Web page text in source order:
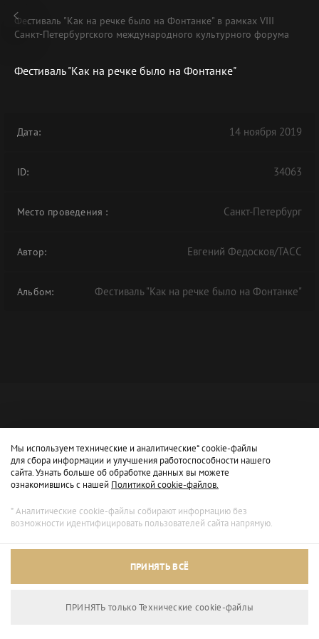
В АРХИВЕ
Архивный режим
Фестиваль "Как на речке было на Фонтанке" в рамках VIII
Санкт-Петербургского международного культурного форума
Фестиваль "Как на речке было на Фонтанке"
Дата: 14 ноября 2019
ID: 34063
Место проведения : Санкт-Петербург
Автор: Евгений Федосков/ТАСС
Альбом: Фестиваль "Как на речке было на Фонтанке"
Мы используем технические и аналитические* cookie-файлы
для сбора информации и улучшения работоспособности нашего
сайта. Узнать больше об обработке данных вы можете
ознакомившись с нашей Политикой cookie-файлов.
* Аналитические cookie-файлы собирают информацию без
возможности идентифицировать пользователей сайта напрямую.
ПРИНЯТЬ ВСЁ
ПРИНЯТЬ только Технические сookie-файлы